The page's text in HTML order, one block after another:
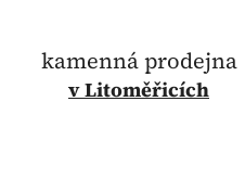
kamenná prodejna
v Litoměřicích